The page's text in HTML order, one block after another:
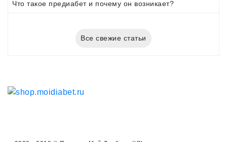
Что такое предиабет и почему он возникает?
Все свежие статьи